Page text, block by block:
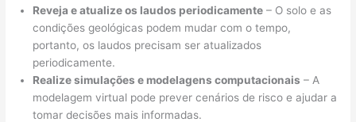
Reveja e atualize os laudos periodicamente – O solo e as
condições geológicas podem mudar com o tempo,
portanto, os laudos precisam ser atualizados
periodicamente.
Realize simulações e modelagens computacionais – A
modelagem virtual pode prever cenários de risco e ajudar a
tomar decisões mais informadas.